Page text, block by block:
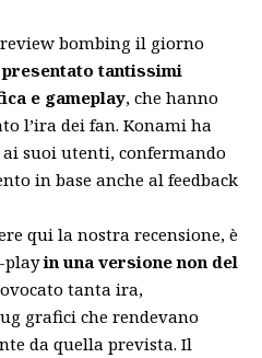
bombing il giorno
tantissimi
e gameplay, che hanno
l’ira dei fan. Konami ha
suoi utenti, confermando
in base anche al feedback
qui la nostra recensione, è
playin una versione non del
tanta ira,
grafici che rendevano
da quella prevista. Il